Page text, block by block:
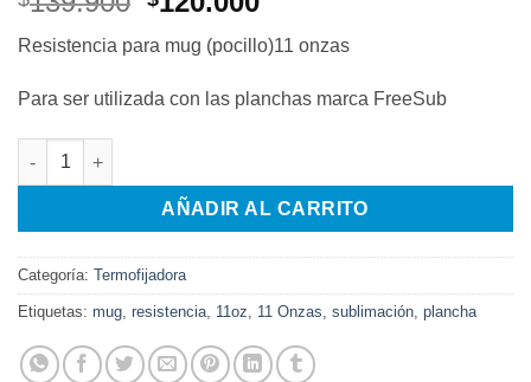
original
era:
$139.900.
actual
es:
$120.000.
Resistencia para mug (pocillo)11 onzas
Para ser utilizada con las planchas marca FreeSub
Resistencia para Mug de 11 Onzas cantidad
AÑADIR AL CARRITO
Categoría: Termofijadora
Etiquetas: mug, resistencia, 11oz, 11 Onzas, sublimación, plancha